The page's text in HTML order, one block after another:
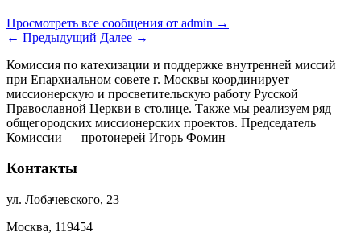
Просмотреть все сообщения от admin →
← Предыдущий Далее →
Комиссия по катехизации и поддержке внутренней миссий
при Епархиальном совете г. Москвы координирует
миссионерскую и просветительскую работу Русской
Православной Церкви в столице. Также мы реализуем ряд
общегородских миссионерских проектов. Председатель
Комиссии — протоиерей Игорь Фомин
Контакты
ул. Лобачевского, 23
Москва, 119454